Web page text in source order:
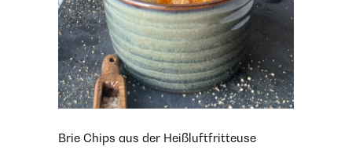
Brie Chips aus der Heißluftfritteuse